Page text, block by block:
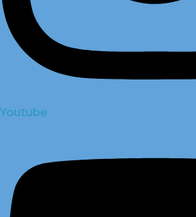
Youtube